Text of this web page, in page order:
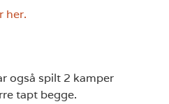
her.
også spilt 2 kamper
tapt begge.